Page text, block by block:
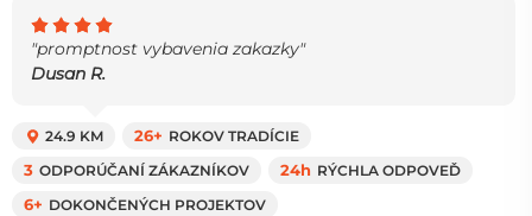
"promptnost vybavenia zakazky"
Dusan R.
24.9 KM 26+ ROKOV TRADÍCIE
3 ODPORÚČANÍ ZÁKAZNÍKOV 24h RÝCHLA ODPOVEĎ
6+ DOKONČENÝCH PROJEKTOV